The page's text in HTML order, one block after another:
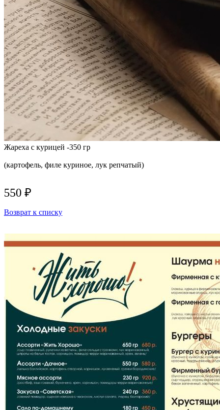
Жареха с курицей -350 гр
(картофель, филе куриное, лук репчатый)
550 ₽
Возврат к списку